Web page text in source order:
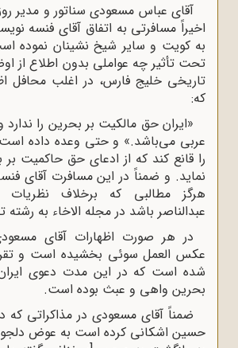
آقای عباس مسعودی سناتور و مدیر
اخیراً مسافرتی به اتفاق آقای فنسه
به کویت و سایر شیخ نشینان نموده
تحت تأثیر چه عواملی بدون اطلاع از
تاریخی خلیج فارس، در اغلب محافل
که:
«ایران حق مالکیت بر بحرین را
عربی می‌باشد.» و حتی وعده داده است
را قانع کند که از ادعای حق حاکمیت
نماید. و ضمناً در این مسافرت آقای
هرگز مطالبی که برخلاف نظریات
عبدالناصر باشد در مجله الاخاء به رشته
در هر صورت اظهارات آقای
عکس العمل سوئی بخشیده است و
شده است که در این مدت دعوی
بحرین واهی و عبث بوده است.
ضمناً آقای مسعودی در مذاکراتی که
حسین اشکانی کرده است به عوض